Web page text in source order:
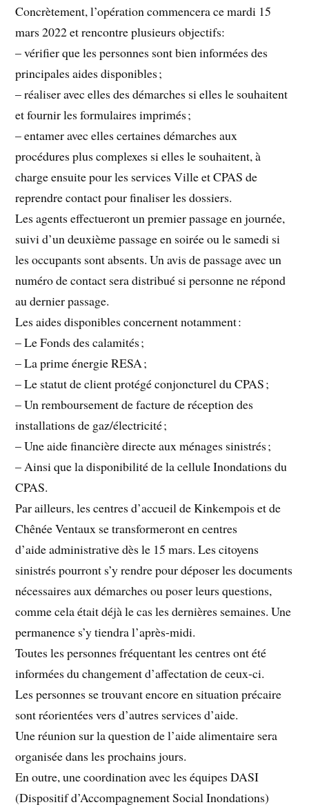
Concrètement, l’opération commencera ce mardi 15
mars 2022 et rencontre plusieurs objectifs:
– vérifier que les personnes sont bien informées des
principales aides disponibles ;
– réaliser avec elles des démarches si elles le souhaitent
et fournir les formulaires imprimés ;
– entamer avec elles certaines démarches aux
procédures plus complexes si elles le souhaitent, à
charge ensuite pour les services Ville et CPAS de
reprendre contact pour finaliser les dossiers.
Les agents effectueront un premier passage en journée,
suivi d’un deuxième passage en soirée ou le samedi si
les occupants sont absents. Un avis de passage avec un
numéro de contact sera distribué si personne ne répond
au dernier passage.
Les aides disponibles concernent notamment :
– Le Fonds des calamités ;
– La prime énergie RESA ;
– Le statut de client protégé conjoncturel du CPAS ;
– Un remboursement de facture de réception des
installations de gaz/électricité ;
– Une aide financière directe aux ménages sinistrés ;
– Ainsi que la disponibilité de la cellule Inondations du
CPAS.
Par ailleurs, les centres d’accueil de Kinkempois et de
Chênée Ventaux se transformeront en centres
d’aide administrative dès le 15 mars. Les citoyens
sinistrés pourront s’y rendre pour déposer les documents
nécessaires aux démarches ou poser leurs questions,
comme cela était déjà le cas les dernières semaines. Une
permanence s’y tiendra l’après-midi.
Toutes les personnes fréquentant les centres ont été
informées du changement d’affectation de ceux-ci.
Les personnes se trouvant encore en situation précaire
sont réorientées vers d’autres services d’aide.
Une réunion sur la question de l’aide alimentaire sera
organisée dans les prochains jours.
En outre, une coordination avec les équipes DASI
(Dispositif d’Accompagnement Social Inondations)